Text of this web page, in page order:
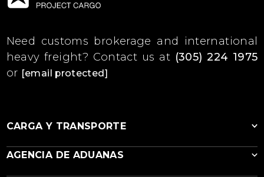
Need customs brokerage and international
heavy freight? Contact us at (305) 224 1975
or [email protected]
CARGA Y TRANSPORTE
AGENCIA DE ADUANAS